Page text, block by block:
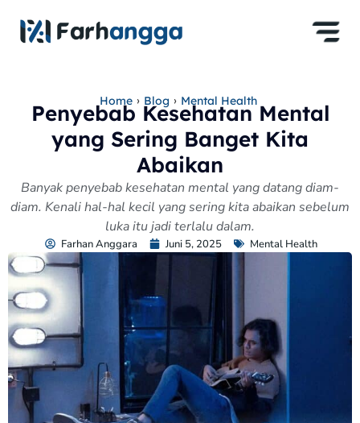
Home › Blog › Mental Health
Penyebab Kesehatan Mental
yang Sering Banget Kita
Abaikan
Banyak penyebab kesehatan mental yang datang diam-
diam. Kenali hal-hal kecil yang sering kita abaikan sebelum
luka itu jadi terlalu dalam.
Farhan Anggara Juni 5, 2025 Mental Health